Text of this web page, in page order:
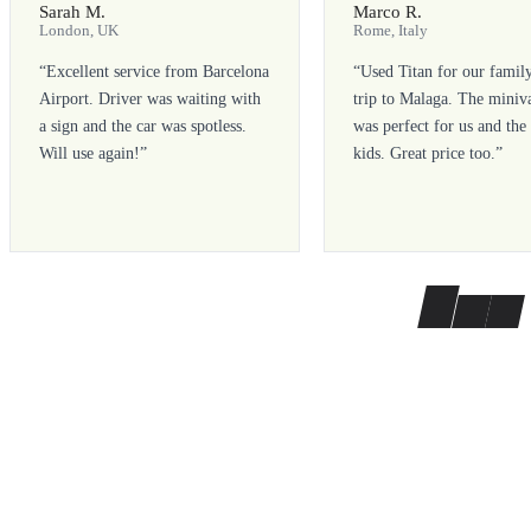
Sarah M.
London, UK
“Excellent service from Barcelona
Airport. Driver was waiting with
a sign and the car was spotless.
Will use again!”
Marco R.
Rome, Italy
“Used Titan for our
trip to Malaga. The
was perfect for us and the
kids. Great price too.”